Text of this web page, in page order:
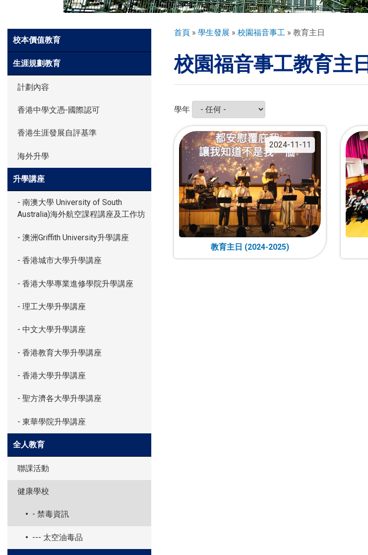
環球探索
入學申請
學生園地
學生表現
Side
Meun
校本價值教育
生涯規劃教育
計劃內容
香港中學文憑-國際認可
香港生涯發展自評基準
海外升學
升學講座
- 南澳大學 University of South
Australia)海外航空課程講座及工作坊
- 澳洲Griffith University升學講座
- 香港城市大學升學講座
- 香港大學專業進修學院升學講座
- 理工大學升學講座
- 中文大學升學講座
- 香港教育大學升學講座
- 香港大學升學講座
- 聖方濟各大學升學講座
- 東華學院升學講座
全人教育
聯課活動
健康學校
- 禁毒資訊
--- 太空油毒品
導
連
結
首頁 學生發展 校園福音事工 教育主日
校園福音事工教育主日
學年
2024-11-11
教育主日 (2024-2025)